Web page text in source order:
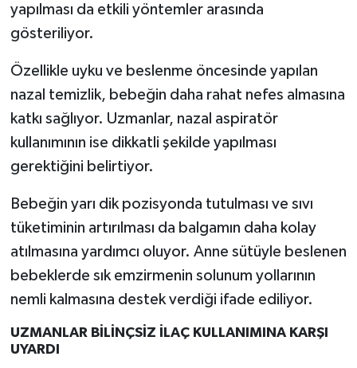
yapılması da etkili yöntemler arasında
gösteriliyor.
Özellikle uyku ve beslenme öncesinde yapılan
nazal temizlik, bebeğin daha rahat nefes almasına
katkı sağlıyor. Uzmanlar, nazal aspiratör
kullanımının ise dikkatli şekilde yapılması
gerektiğini belirtiyor.
Bebeğin yarı dik pozisyonda tutulması ve sıvı
tüketiminin artırılması da balgamın daha kolay
atılmasına yardımcı oluyor. Anne sütüyle beslenen
bebeklerde sık emzirmenin solunum yollarının
nemli kalmasına destek verdiği ifade ediliyor.
UZMANLAR BİLİNÇSİZ İLAÇ KULLANIMINA KARŞI
UYARDI